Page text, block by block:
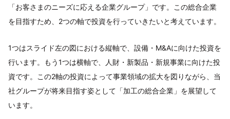
「お客さまのニーズに応える企業グループ」です。この総合企業
を目指すため、2つの軸で投資を行っていきたいと考えています。
1つはスライド左の図における縦軸で、設備・M&Aに向けた投資を
行います。もう1つは横軸で、人財・新製品・新規事業に向けた投
資です。この2軸の投資によって事業領域の拡大を図りながら、当
社グループが将来目指す姿として「加工の総合企業」を展望して
います。